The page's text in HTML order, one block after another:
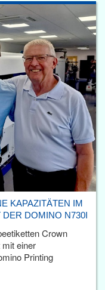
KAPAZITÄTEN IM
DOMINO N730I
Crown
einer
Printing